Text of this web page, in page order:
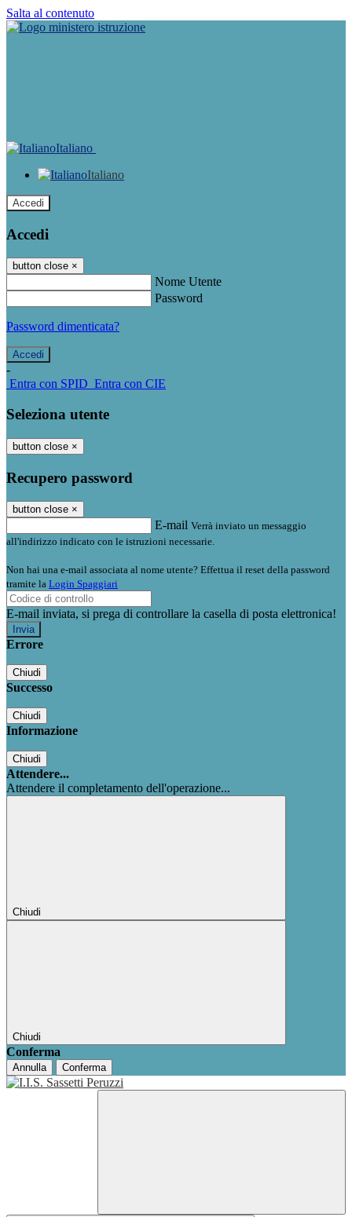
Salta al contenuto
Italiano
Italiano
Accedi
Accedi
button close ×
Nome Utente
Password
Password dimenticata?
-
Entra con SPID Entra con CIE
Seleziona utente
button close ×
Recupero password
button close ×
E-mail Verrà inviato un messaggio
all'indirizzo indicato con le istruzioni necessarie.
Non hai una e-mail associata al nome utente? Effettua il reset della password
tramite la Login Spaggiari
E-mail inviata, si prega di controllare la casella di posta elettronica!
Errore
Chiudi
Successo
Chiudi
Informazione
Chiudi
Attendere...
Attendere il completamento dell'operazione...
Chiudi
Chiudi
Conferma
Annulla Conferma